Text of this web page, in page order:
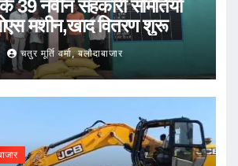
के 39 नवीन सहकारी समितियों
मशीन,खाद वितरण शुरू
चतुर मूर्ति वर्मा, बलौदाबाजार